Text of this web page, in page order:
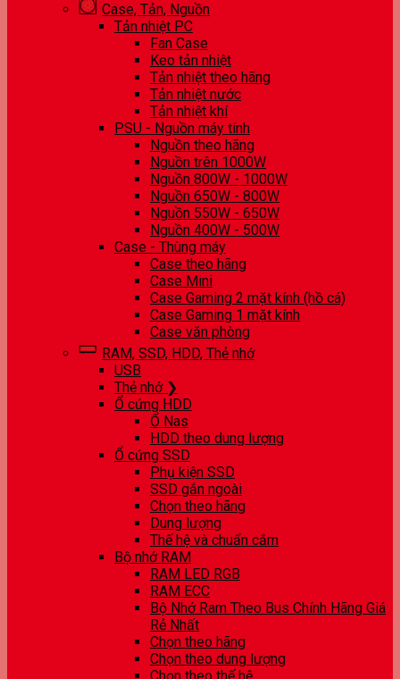
Case, Tản, Nguồn
Tản nhiệt PC
Fan Case
Keo tản nhiệt
Tản nhiệt theo hãng
Tản nhiệt nước
Tản nhiệt khí
PSU - Nguồn máy tính
Nguồn theo hãng
Nguồn trên 1000W
Nguồn 800W - 1000W
Nguồn 650W - 800W
Nguồn 550W - 650W
Nguồn 400W - 500W
Case - Thùng máy
Case theo hãng
Case Mini
Case Gaming 2 mặt kính (hồ cá)
Case Gaming 1 mặt kính
Case văn phòng
RAM, SSD, HDD, Thẻ nhớ
USB
Thẻ nhớ ❯
Ổ cứng HDD
Ổ Nas
HDD theo dung lượng
Ổ cứng SSD
Phụ kiện SSD
SSD gắn ngoài
Chọn theo hãng
Dung lượng
Thế hệ và chuẩn cắm
Bộ nhớ RAM
RAM LED RGB
RAM ECC
Bộ Nhớ Ram Theo Bus Chính Hãng Giá
Rẻ Nhất
Chọn theo hãng
Chọn theo dung lượng